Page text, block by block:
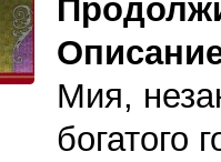
Мия,
богатого